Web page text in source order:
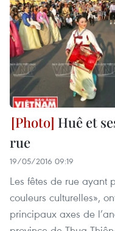
Huê et
rue
19/05/2016 09:19
Les fêtes de rue ayant
couleurs culturelles»,
principaux axes de